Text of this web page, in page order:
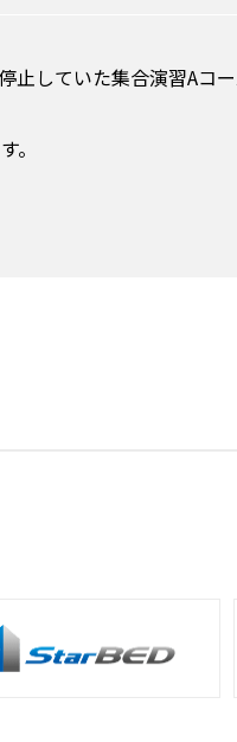
していた集合演習Aコ
。